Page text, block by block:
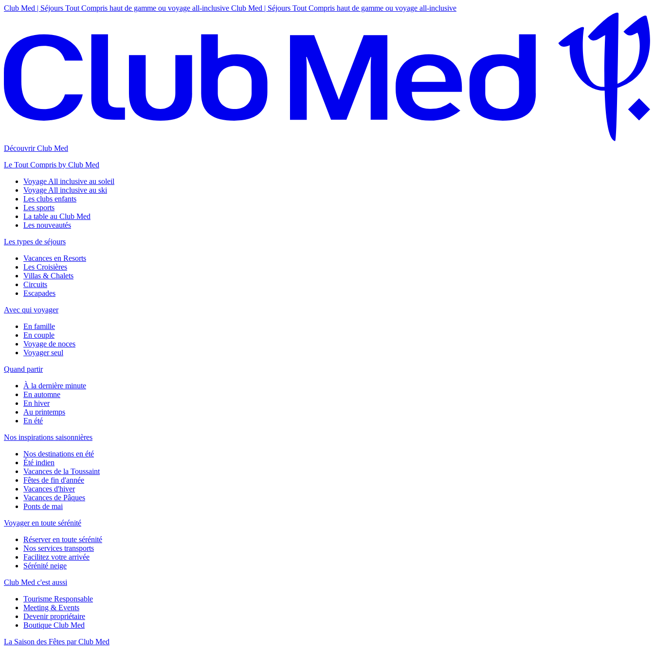
Club Med | Séjours Tout Compris haut de gamme ou voyage all-inclusive Club Med | Séjours Tout Compris haut de gamme ou voyage all-inclusive
Découvrir Club Med
Le Tout Compris by Club Med
Voyage All inclusive au soleil
Voyage All inclusive au ski
Les clubs enfants
Les sports
La table au Club Med
Les nouveautés
Les types de séjours
Vacances en Resorts
Les Croisières
Villas & Chalets
Circuits
Escapades
Avec qui voyager
En famille
En couple
Voyage de noces
Voyager seul
Quand partir
À la dernière minute
En automne
En hiver
Au printemps
En été
Nos inspirations saisonnières
Nos destinations en été
Été indien
Vacances de la Toussaint
Fêtes de fin d'année
Vacances d'hiver
Vacances de Pâques
Ponts de mai
Voyager en toute sérénité
Réserver en toute sérénité
Nos services transports
Facilitez votre arrivée
Sérénité neige
Club Med c'est aussi
Tourisme Responsable
Meeting & Events
Devenir propriétaire
Boutique Club Med
La Saison des Fêtes par Club Med